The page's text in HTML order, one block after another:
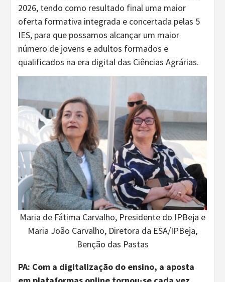
2026, tendo como resultado final uma maior
oferta formativa integrada e concertada pelas 5
IES, para que possamos alcançar um maior
número de jovens e adultos formados e
qualificados na era digital das Ciências Agrárias.
Maria de Fátima Carvalho, Presidente do IPBeja e
Maria João Carvalho, Diretora da ESA/IPBeja,
Benção das Pastas
PA: Com a digitalização do ensino, a aposta